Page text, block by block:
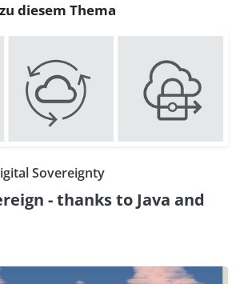
diesem Thema
Sovereignty
- thanks to Java and